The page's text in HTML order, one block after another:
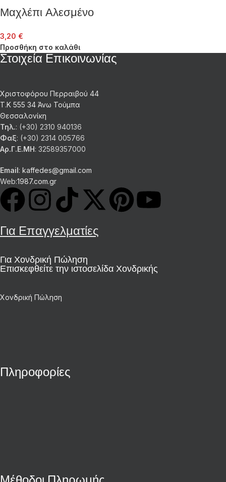
Μαχλέπι Αλεσμένο
3,20 €
Προσθήκη στο καλάθι
Στοιχεία Επικοινωνίας
Χριστοφόρου Περραιβού 44
Τ.Κ 555 34 Άνω Τούμπα
Θεσσαλονίκη
Τηλ.: (+30) 2310 940136
Φαξ: (+30) 2314 005766
Αρ.Γ.Ε.ΜΗ: 32589357000
Email: kaffedes@gmail.com
Web:1987.com.gr
Για Επαγγελματίες
Για Χονδρική Πώληση
Επισκεφθείτε την ιστοσελίδα Χονδρικής
Χονδρική Πώληση
Πληροφορίες